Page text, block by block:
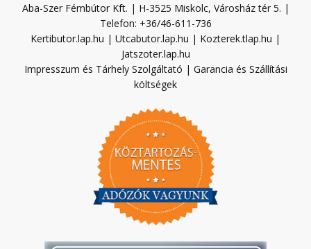
Aba-Szer Fémbútor Kft. | H-3525 Miskolc, Városház tér 5. |
Telefon: +36/46-611-736
Kertibutor.lap.hu | Utcabutor.lap.hu | Kozterek.tlap.hu |
Jatszoter.lap.hu
Impresszum és Tárhely Szolgáltató | Garancia és Szállítási
költségek